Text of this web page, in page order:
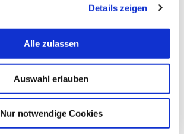
Details zeigen
Alle zulassen
Auswahl erlauben
Nur notwendige Cookies